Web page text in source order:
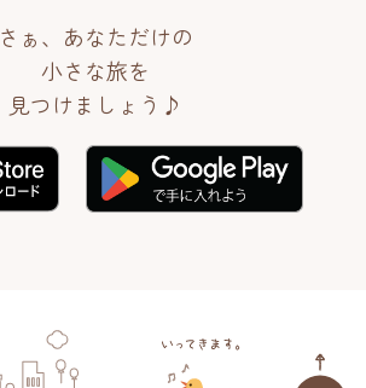
さぁ、あなただけの
小さな旅を
見つけましょう♪